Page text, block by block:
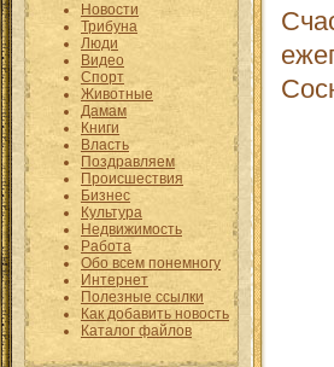
Новости
Трибуна
Люди
Видео
Спорт
Животные
Дамам
Книги
Власть
Поздравляем
Происшествия
Бизнес
Культура
Недвижимость
Работа
Обо всем понемногу
Интернет
Полезные ссылки
Как добавить новость
Каталог файлов